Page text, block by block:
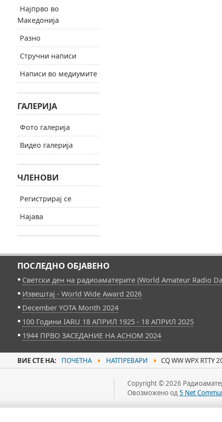
Најпрво во
Македонија
Разно
Стручни написи
Написи во медиумите
ГАЛЕРИЈА
Фото галерија
Видео галерија
ЧЛЕНОВИ
Регистрирај се
Најава
ПОСЛЕДНО ОБЈАВЕНО
Светски ден на радиоаматерите (World Amateur Radio
Извештај - World Wide Award 2026
December YOTA Month 2024
100 Години IARU 18 АПРИЛ 1925 - 18 АПРИЛ 2025
1944 ПРВО ЗАСЕДАНИЕ НА АСНОМ 2024
ВИЕ СТЕ НА: ПОЧЕТНА НАТПРЕВАРИ CQ WW WPX
Copyright © 2026
Овозможено од5 Net